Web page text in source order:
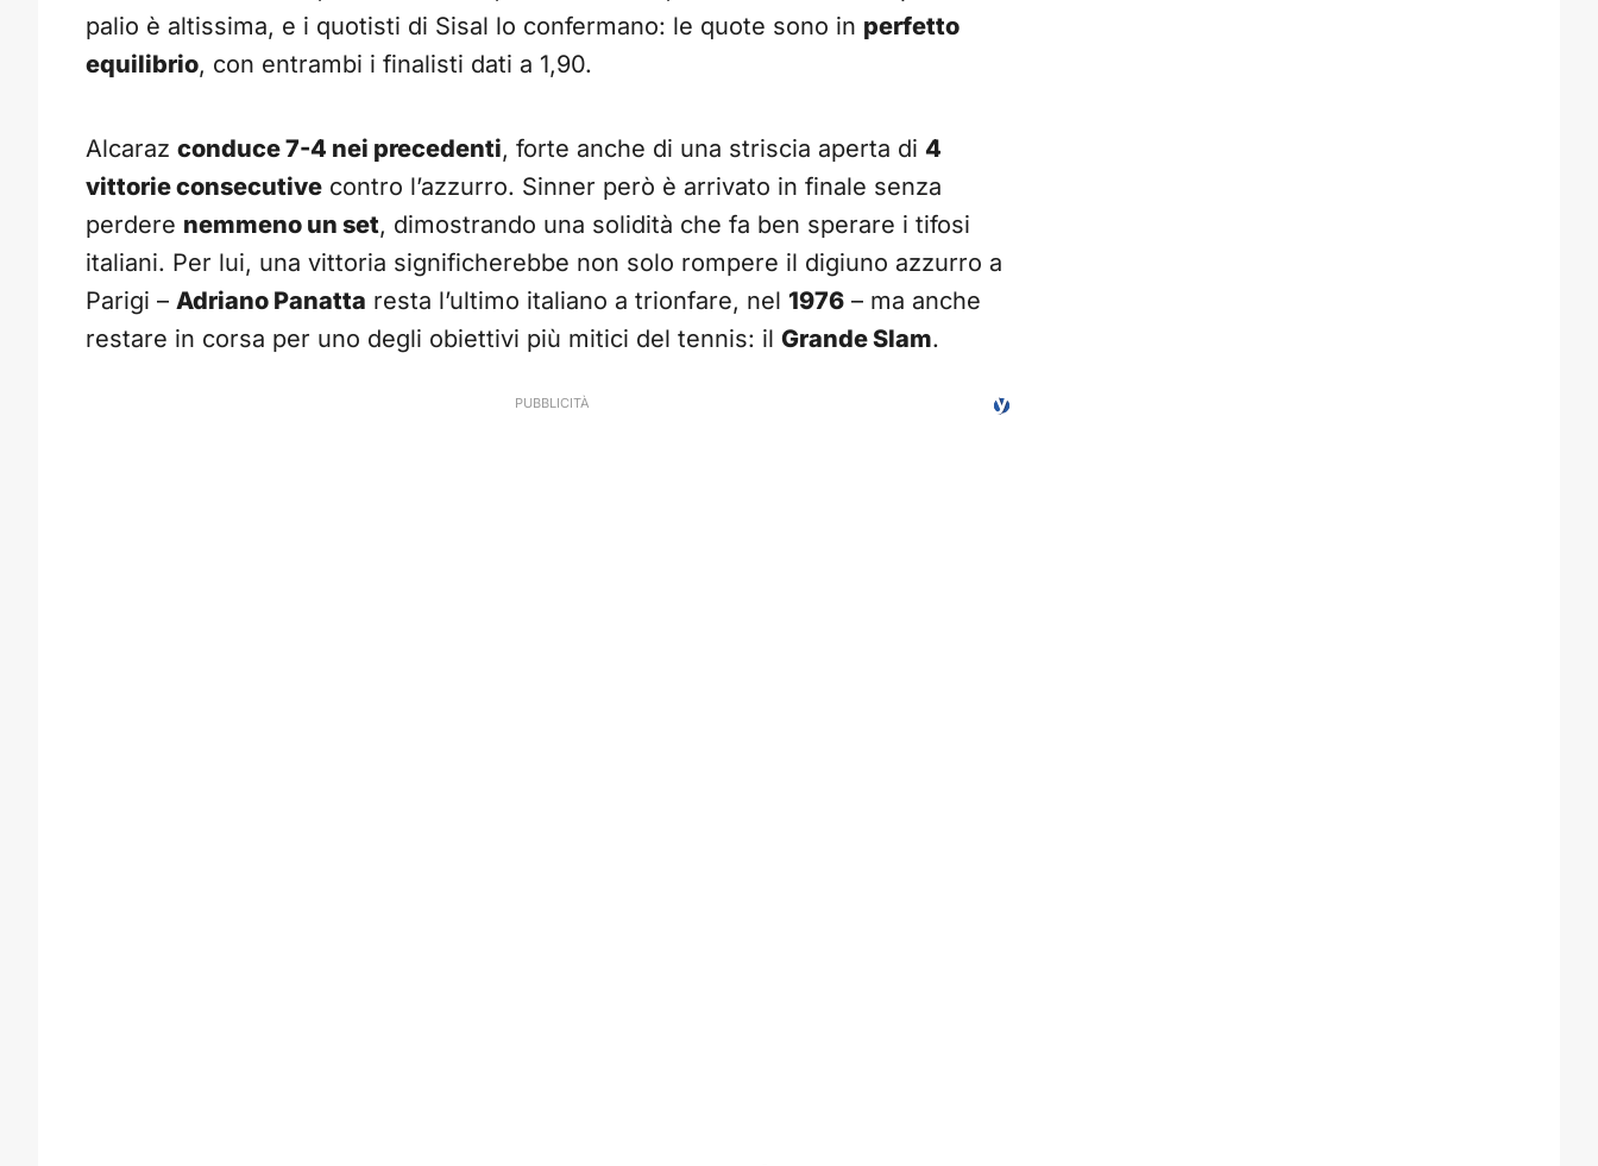
palio è altissima, e i quotisti di Sisal lo confermano: le quote sono in perfetto
equilibrio, con entrambi i finalisti dati a 1,90.
Alcaraz conduce 7-4 nei precedenti, forte anche di una striscia aperta di 4
vittorie consecutive contro l’azzurro. Sinner però è arrivato in finale senza
perdere nemmeno un set, dimostrando una solidità che fa ben sperare i tifosi
italiani. Per lui, una vittoria significherebbe non solo rompere il digiuno azzurro a
Parigi – Adriano Panatta resta l’ultimo italiano a trionfare, nel 1976 – ma anche
restare in corsa per uno degli obiettivi più mitici del tennis: il Grande Slam.